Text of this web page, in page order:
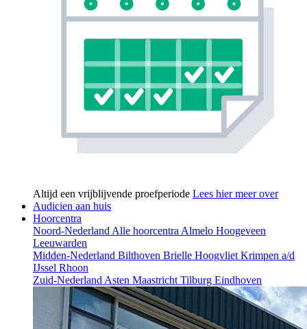
Altijd een vrijblijvende proefperiode Lees hier meer over
Audicien aan huis
Hoorcentra
Noord-Nederland Alle hoorcentra Almelo Hoogeveen
Leeuwarden
Midden-Nederland Bilthoven Brielle Hoogvliet Krimpen a/d
IJssel Rhoon
Zuid-Nederland Asten Maastricht Tilburg Eindhoven